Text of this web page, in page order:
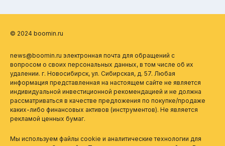
© 2024 boomin.ru
news@boomin.ru электронная почта для обращений с
вопросом о своих персональных данных, в том числе об их
удалении. г. Новосибирск, ул. Сибирская, д. 57. Любая
информация представленная на настоящем сайте не является
индивидуальной инвестиционной рекомендацией и не должна
рассматриваться в качестве предложения по покупке/продаже
каких-либо финансовых активов (инструментов). Не является
рекламой ценных бумаг.
Мы используем файлы cookie и аналитические технологии для